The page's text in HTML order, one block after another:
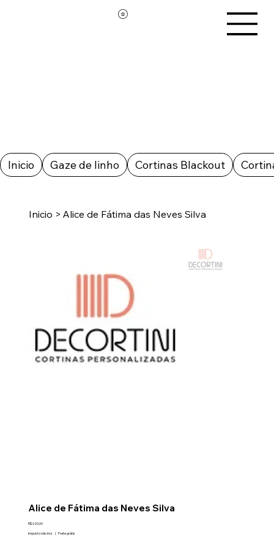
Inicio Gaze de linho Cortinas Blackout
Inicio > Alice de Fátima das Neves Silva
Alice de Fátima das Neves Silva
Preço
R$ 620,00
Imposto não incl. | Frete grátis